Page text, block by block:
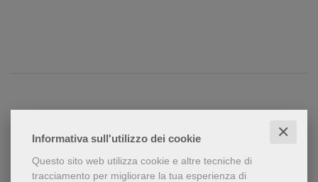
Informativa sull'utilizzo dei cookie ✕
Questo sito web utilizza cookie e altre tecniche di
tracciamento per migliorare la tua esperienza di